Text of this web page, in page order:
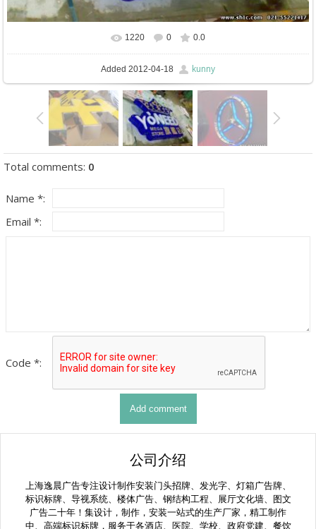
In real size 670x503 / 117.8Kb
1220 0 0.0
Added 2012-04-18 kunny
Total comments: 0
Name *:
Email *:
Code *:
公司介绍
上海逸晨广告专注设计制作安装门头招牌、发光字、灯箱广告牌、
标识标牌、导视系统、楼体广告、钢结构工程、展厅文化墙、图文
广告二十年！集设计，制作，安装一站式的生产厂家，精工制作
中、高端标识标牌，服务于各酒店、医院、学校、政府党建、餐饮